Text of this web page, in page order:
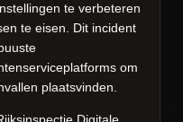
te verbeteren
te eisen. Dit incident
om
plaatsvinden.